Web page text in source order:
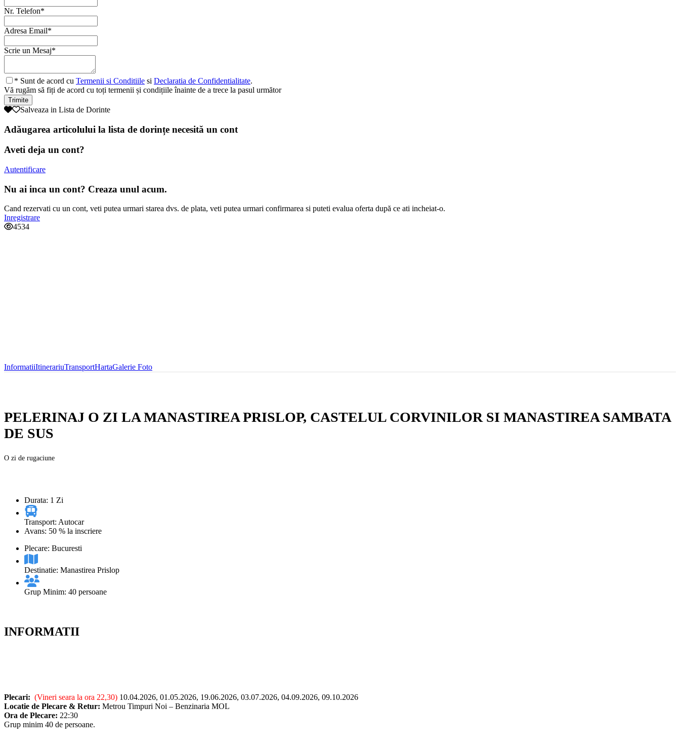
Nr. Telefon*
Adresa Email*
Scrie un Mesaj*
* Sunt de acord cu Termenii si Conditiile si Declaratia de Confidentialitate.
Vă rugăm să fiți de acord cu toți termenii și condițiile înainte de a trece la pasul următor
Salveaza in Lista de Dorinte
Adăugarea articolului la lista de dorințe necesită un cont
Aveti deja un cont?
Autentificare
Nu ai inca un cont? Creaza unul acum.
Cand rezervati cu un cont, veti putea urmari starea dvs. de plata, veti putea urmari confirmarea si puteti evalua oferta după ce ati incheiat-o.
Inregistrare
4534
InformatiiItinerariuTransportHartaGalerie Foto
PELERINAJ O ZI LA MANASTIREA PRISLOP, CASTELUL CORVINILOR SI MANASTIREA SAMBATA
DE SUS
O zi de rugaciune
Durata: 1 Zi
Transport: Autocar
Avans: 50 % la inscriere
Plecare: Bucuresti
Destinatie: Manastirea Prislop
Grup Minim: 40 persoane
INFORMATII
Plecari: (Vineri seara la ora 22,30) 10.04.2026, 01.05.2026, 19.06.2026, 03.07.2026, 04.09.2026, 09.10.2026
Locatie de Plecare & Retur: Metrou Timpuri Noi – Benzinaria MOL
Ora de Plecare: 22:30
Grup minim 40 de persoane.